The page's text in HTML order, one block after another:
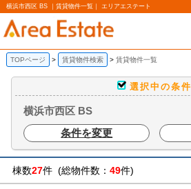
横浜市西区 BS ｜賃貸物件一覧｜ エリアエステート
TOPページ 賃貸物件検索 賃貸物件一覧
選択中の条件
横浜市西区 BS
条件を変更
棟数27件 (総物件数： 49件)